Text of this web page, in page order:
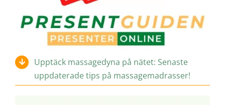
Upptäck massagedyna på nätet: Senaste
uppdaterade tips på massagemadrasser!